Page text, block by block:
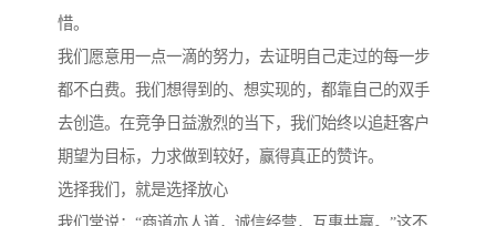
惜。
我们愿意用一点一滴的努力，去证明自己走过的每一步
都不白费。我们想得到的、想实现的，都靠自己的双手
去创造。在竞争日益激烈的当下，我们始终以追赶客户
期望为目标，力求做到较好，赢得真正的赞许。
选择我们，就是选择放心
我们常说：“商道亦人道，诚信经营，互惠共赢。”这不